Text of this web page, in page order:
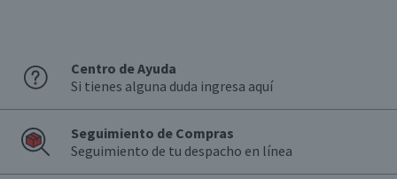
Centro de Ayuda
Si tienes alguna duda ingresa aquí
Seguimiento de Compras
Seguimiento de tu despacho en línea